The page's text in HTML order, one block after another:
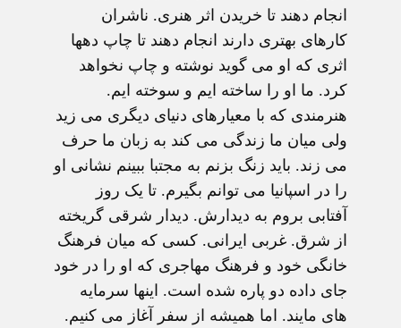
انجام دهند تا خريدن اثر هنری. ناشران
کارهای بهتری دارند انجام دهند تا چاپ دهها
اثری که او می گويد نوشته و چاپ نخواهد
کرد. ما او را ساخته ايم و سوخته ايم.
هنرمندی که با معيارهای دنيای ديگری می زيد
ولی ميان ما زندگی می کند به زبان ما حرف
می زند. بايد زنگ بزنم به مجتبا ببينم نشانی او
را در اسپانيا می توانم بگيرم. تا يک روز
آفتابی بروم به ديدارش. ديدار شرقی گريخته
از شرق. غربی ايرانی. کسی که ميان فرهنگ
خانگی خود و فرهنگ مهاجری که او را در خود
جای داده دو پاره شده است. اينها سرمايه
های مايند. اما هميشه از سفر آغاز می کنيم.